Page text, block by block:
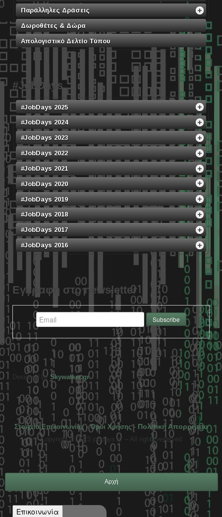
Παράλληλες Δράσεις
Δωροθέτες & Δώρα
Απολογιστικό Δελτίο Τύπου
#JobDays
#JobDays 2025
#JobDays 2024
#JobDays 2023
#JobDays 2022
#JobDays 2021
#JobDays 2020
#JobDays 2019
#JobDays 2018
#JobDays 2017
#JobDays 2016
Εγγραφή στο newsletter
Designed by Skywalker.gr
Στοιχεία Επικοινωνίας-Όροι Χρήσης- Πολιτική Απορρήτου
Copyright © 2023 jobdays.gr -- All rights reserved
Αρχή